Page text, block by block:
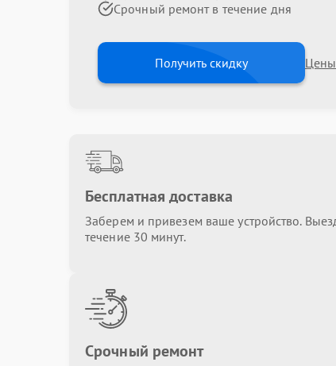
Срочный ремонт в течение дня
Получить скидку
Бесплатная доставка
Заберем и привезем ваше устройство.
течение 30 минут.
Срочный ремонт